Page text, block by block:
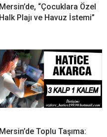
Mersin’de, “Çocuklara Özel
Halk Plajı ve Havuz İstemi”
Mersin’de Toplu Taşıma: